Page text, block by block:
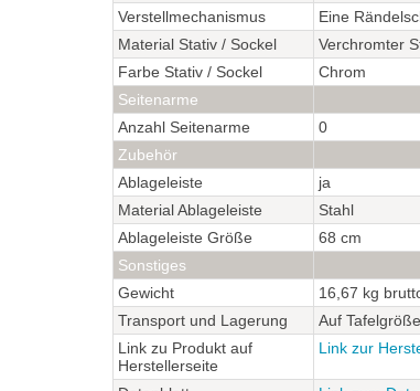
Verstellmechanismus
Eine
Material Stativ / Sockel
Verchromter
Farbe Stativ / Sockel
Chrom
Seitenarme
Anzahl Seitenarme
0
Zubehör
Ablageleiste
ja
Material Ablageleiste
Stahl
Ablageleiste Größe
68 cm
Sonstiges
Gewicht
16,67 kg
Transport und Lagerung
Auf
Link zu Produkt auf
Herstellerseite
Link zur